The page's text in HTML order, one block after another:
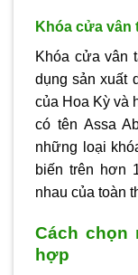
Khóa cửa vân
Khóa cửa vân
dụng sản xuất
của Hoa Kỳ và
có tên Assa
những loại
biến trên hơn
nhau của toàn
Cách chọn
hợp